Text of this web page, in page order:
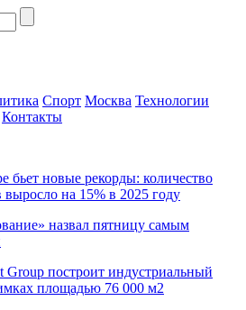
Спорт Москва Технологии
Контакты
бьет новые рекорды: количество
на 15% в 2025 году
назвал пятницу самым
Group построит индустриальный
площадью 76 000 м2